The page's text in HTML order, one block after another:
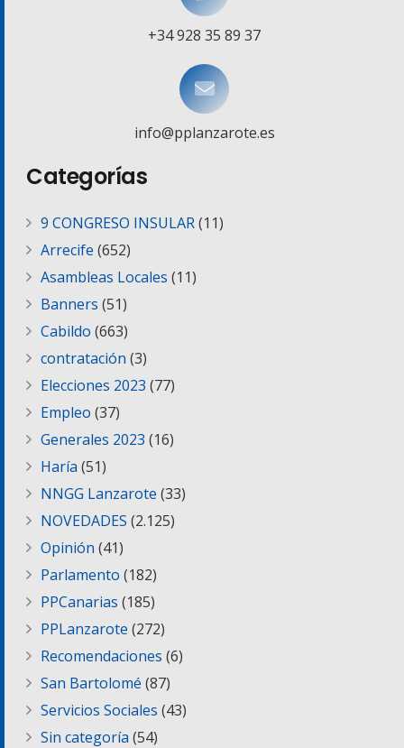
+34 928 35 89 37
info@pplanzarote.es
Categorías
9 CONGRESO INSULAR(11)
Arrecife (652)
Asambleas Locales (11)
Banners (51)
Cabildo (663)
contratación (3)
Elecciones 2023 (77)
Empleo (37)
Generales 2023 (16)
Haría (51)
NNGG Lanzarote (33)
NOVEDADES (2.125)
Opinión (41)
Parlamento (182)
PPCanarias (185)
PPLanzarote (272)
Recomendaciones (6)
San Bartolomé (87)
Servicios Sociales (43)
Sin categoría (54)